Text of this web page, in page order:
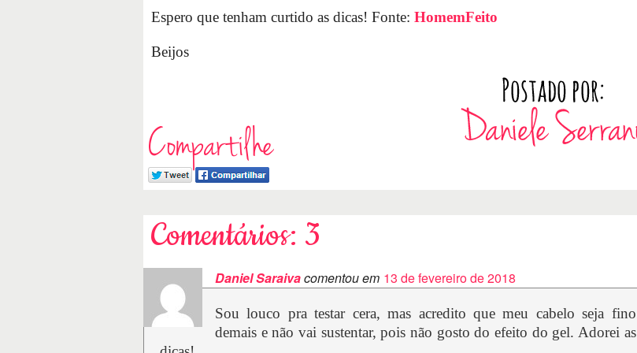
Espero que tenham curtido as dicas! Fonte: HomemFeito
Beijos
Compartilhe
Comentários: 3
Daniel Saraivacomentou em 13 de fevereiro de 2018
Sou louco pra testar cera, mas acredito que meu cabelo seja fino
demais e não vai sustentar, pois não gosto do efeito do gel. Adorei as